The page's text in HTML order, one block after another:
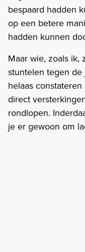
bespaard hadden
op een betere
hadden kunnen
Maar wie, zoals ik,
stuntelen tegen
helaas
direct
rondlopen.
je er gewoon om